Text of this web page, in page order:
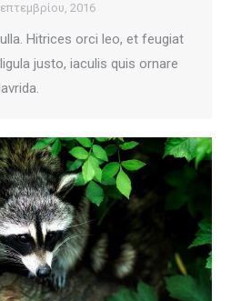
2016
Hitrices orci leo, et feugiat
justo, iaculis quis ornare